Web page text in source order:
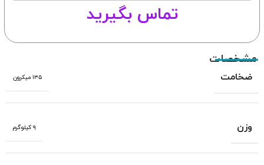
تماس بگیرید
مشخصات
ضخامت ۱۳۵ میکرون
وزن ۹ کیلوگرم